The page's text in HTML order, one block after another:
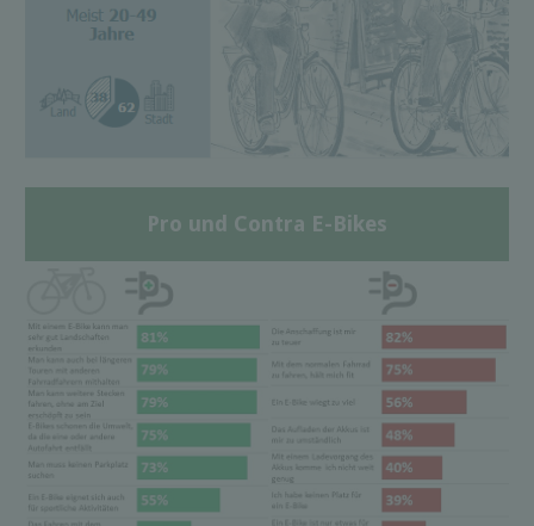
Pro und Contra E-Bikes